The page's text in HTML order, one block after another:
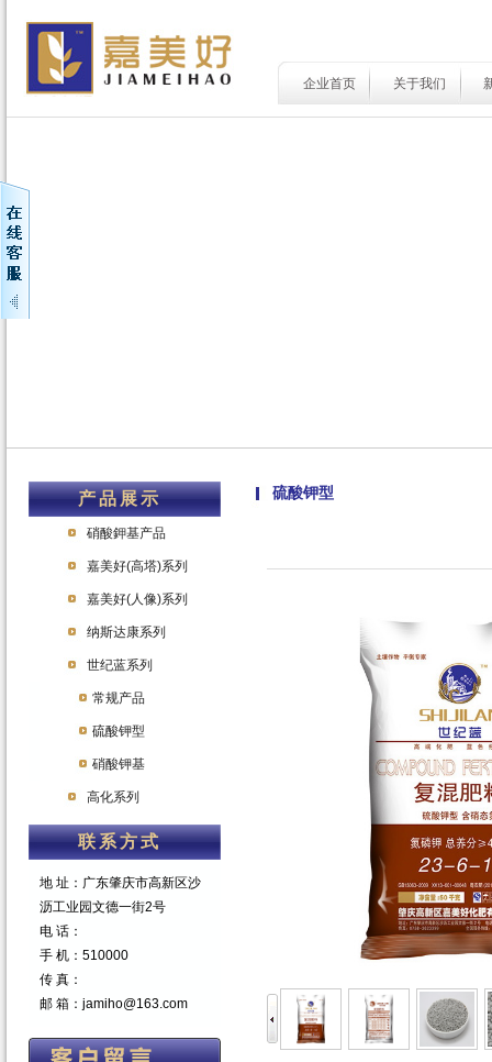
企业首页 关于我们
产品展示
硝酸鉀基产品
嘉美好(高塔)系列
嘉美好(人像)系列
纳斯达康系列
世纪蓝系列
常规产品
硫酸钾型
硝酸钾基
高化系列
联系方式
地 址：广东肇庆市高新区沙
沥工业园文德一街2号
电 话：
手 机：510000
传 真：
邮 箱：jamiho@163.com
硫酸钾型